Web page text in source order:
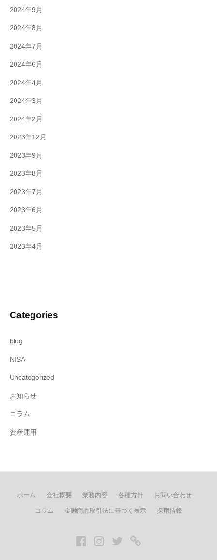
2024年9月
2024年8月
2024年7月
2024年6月
2024年4月
2024年3月
2024年2月
2023年12月
2023年9月
2023年8月
2023年7月
2023年6月
2023年5月
2023年4月
Categories
blog
NISA
Uncategorized
お知らせ
コラム
資産運用
ホーム 会社概要 業務内容 各種方針 お問い合わせ
コラム 金融商品取引法に基づく表示 採用情報
FacebookInstagram
twitter